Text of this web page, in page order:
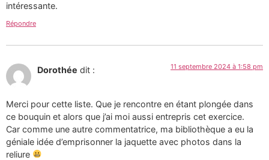
intéressante.
Répondre
Dorothée dit : 11 septembre 2024 à 1:58 pm
Merci pour cette liste. Que je rencontre en étant plongée dans
ce bouquin et alors que j’ai moi aussi entrepris cet exercice.
Car comme une autre commentatrice, ma bibliothèque a eu la
géniale idée d’emprisonner la jaquette avec photos dans la
reliure